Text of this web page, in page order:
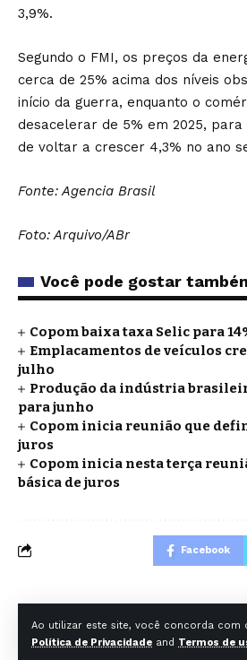
Ao utilizar este site, você concorda com
Política de Privacidade and Termos de
3,9%.
Segundo o FMI, os preços da
cerca de 25% acima dos níveis
início da guerra, enquanto o
desacelerar de 5% em 2025, para
de voltar a crescer 4,3% no ano
Fonte: Agencia Brasil
Foto: Arquivo/ABr
Você pode gostar
Copom baixa taxa Selic para
Emplacamentos de veículos
julho
Produção da indústria
para junho
Copom inicia reunião que
juros
Copom inicia nesta terça
básica de juros
Facebook
O DIA DE SP EDITORA E AGENCIA DE
39.732.792/0001-24 | Rua Carlos
vista (SP) - Copyright © 2025 -